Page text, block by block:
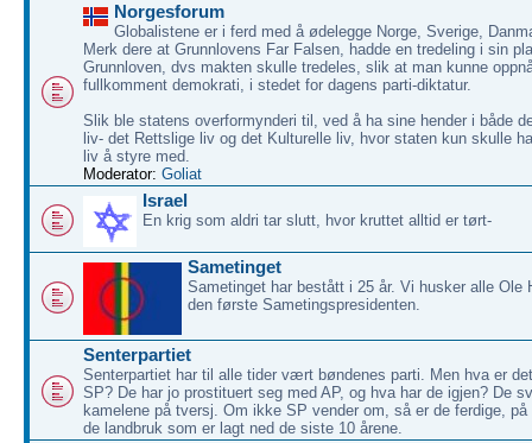
Norgesforum
Globalistene er i ferd med å ødelegge Norge, Sverige,
Merk dere at Grunnlovens Far Falsen, hadde en tredeling i sin
Grunnloven, dvs makten skulle tredeles, slik at man kunne
fullkomment demokrati, i stedet for dagens parti-diktatur.
Slik ble statens overformynderi til, ved å ha sine hender i både
liv- det Rettslige liv og det Kulturelle liv, hvor staten kun skulle
liv å styre med.
Moderator: Goliat
Israel
En krig som aldri tar slutt, hvor kruttet alltid er tørt-
Sametinget
Sametinget har bestått i 25 år. Vi husker alle Ole
den første Sametingspresidenten.
Senterpartiet
Senterpartiet har til alle tider vært bøndenes parti. Men hva er
SP? De har jo prostituert seg med AP, og hva har de igjen? De
kamelene på tversj. Om ikke SP vender om, så er de ferdige, på
de landbruk som er lagt ned de siste 10 årene.